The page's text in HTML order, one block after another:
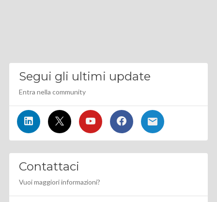
Segui gli ultimi update
Entra nella community
Contattaci
Vuoi maggiori informazioni?